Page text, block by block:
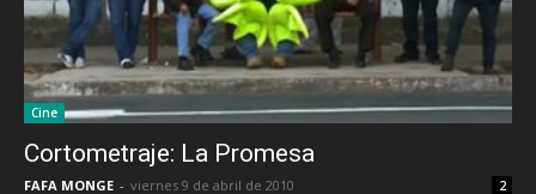
Cine
Cortometraje: La Promesa
FAFA MONGE - viernes 9 de abril de 2010 2